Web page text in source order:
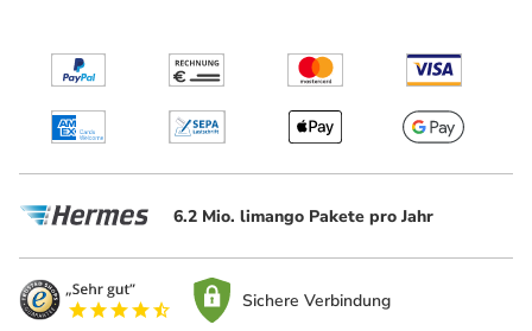
6.2 Mio. limango Pakete pro Jahr
Sichere Verbindung